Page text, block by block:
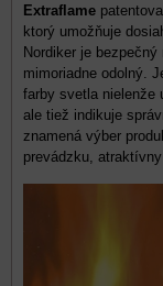
Extraflame
ktorý umožňuje
Nordiker je
mimoriadne odolný.
farby svetla nielenže
ale tiež indikuje
znamená výber
prevádzku,